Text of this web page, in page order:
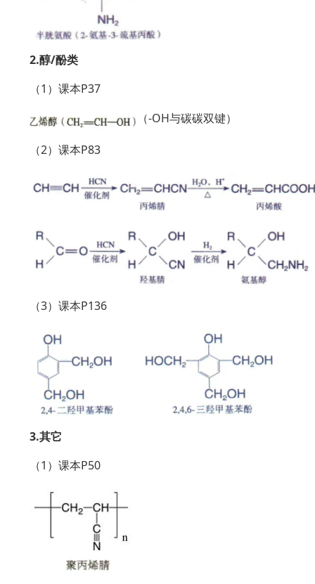
2.醇/酚类
（1）课本P37
（-OH与碳碳双键）
（2）课本P83
（3）课本P136
3.其它
（1）课本P50